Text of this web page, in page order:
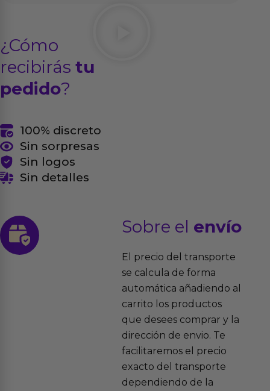
¿Cómo
recibirás tu
pedido?
100% discreto
Sin sorpresas
Sin logos
Sin detalles
Sobre el envío
El precio del transporte
se calcula de forma
automática añadiendo al
carrito los productos
que desees comprar y la
dirección de envio. Te
facilitaremos el precio
exacto del transporte
dependiendo de la